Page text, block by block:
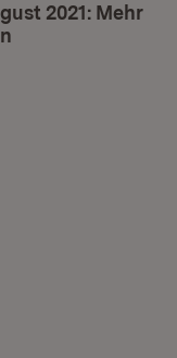
2021: Mehr